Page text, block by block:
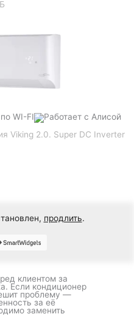
Viking 2.0. Super DC Inverter
продлить.
клиентом за
Если кондиционер
проблему —
за её
заменить